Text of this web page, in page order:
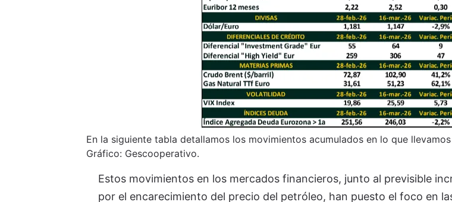
En la siguiente tabla detallamos los movimientos acumulados en lo que
Gráfico: Gescooperativo.
Estos movimientos en los mercados financieros, junto al previsible
por el encarecimiento del precio del petróleo, han puesto el foco en